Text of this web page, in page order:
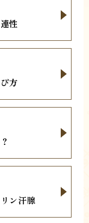
性
方
ン汗腺